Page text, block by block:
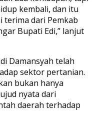
kembali, dan itu
terima dari Pemkab
Bupati Edi,” lanjut
Damansyah telah
sektor pertanian.
bukan hanya
nyata dari
daerah terhadap